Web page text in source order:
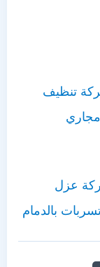
تنظيف
عزل
بالدمام